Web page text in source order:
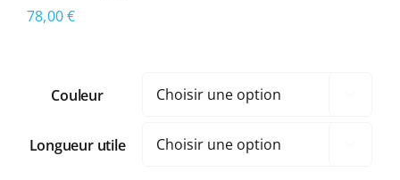
78,00€
Couleur
Longueur utile